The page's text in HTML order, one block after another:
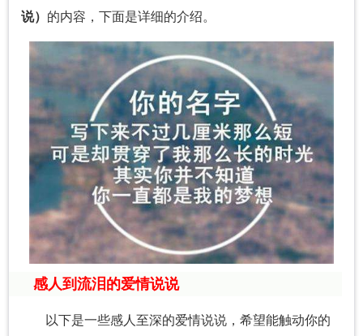
说） 的内容，下面是详细的介绍。
感人到流泪的爱情说说
以下是一些感人至深的爱情说说，希望能触动你的